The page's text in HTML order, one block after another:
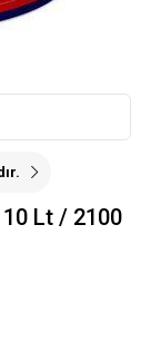
10 Lt / 2100